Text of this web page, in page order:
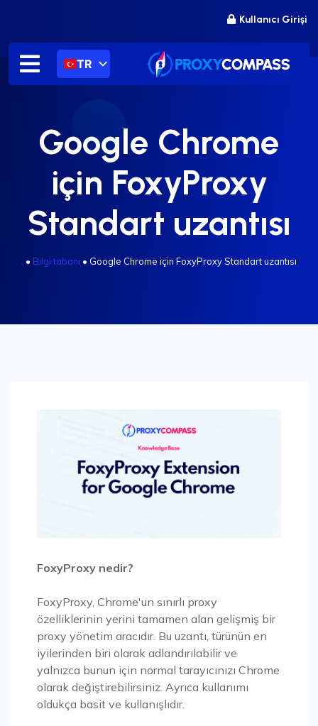
Kullanıcı Girişi
TR
Google Chrome
için FoxyProxy
Standart uzantısı
• Bilgi tabanı • Google Chrome için FoxyProxy Standart uzantısı
FoxyProxy nedir?
FoxyProxy, Chrome'un sınırlı proxy
özelliklerinin yerini tamamen alan gelişmiş bir
proxy yönetim aracıdır. Bu uzantı, türünün en
iyilerinden biri olarak adlandırılabilir ve
yalnızca bunun için normal tarayıcınızı Chrome
olarak değiştirebilirsiniz. Ayrıca kullanımı
oldukça basit ve kullanışlıdır.